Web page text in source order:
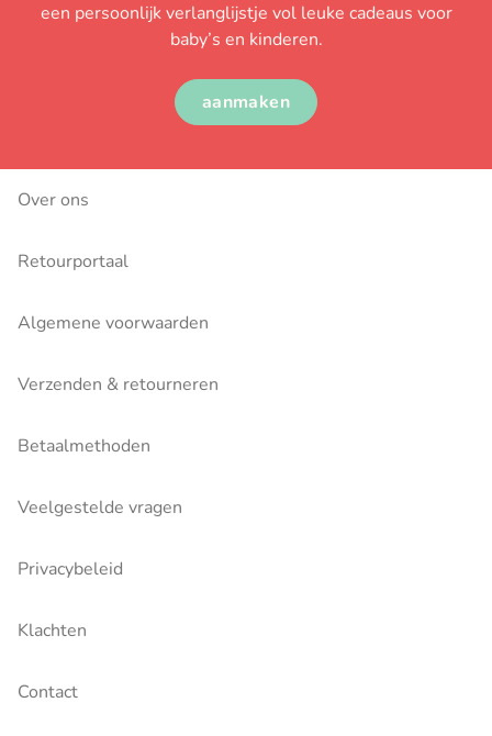
een persoonlijk verlanglijstje vol leuke cadeaus voor
baby’s en kinderen.
aanmaken
Over ons
Retourportaal
Algemene voorwaarden
Verzenden & retourneren
Betaalmethoden
Veelgestelde vragen
Privacybeleid
Klachten
Contact